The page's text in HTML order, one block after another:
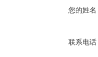
您的姓名
联系电话